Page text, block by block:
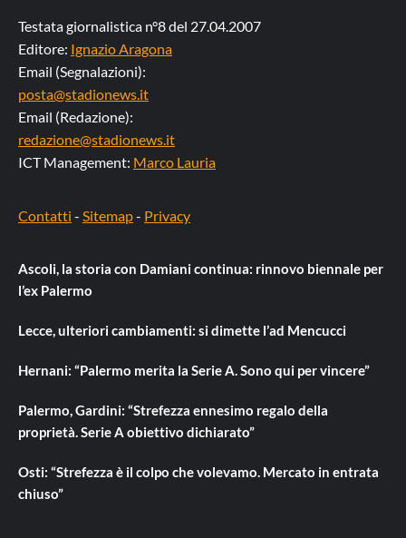
Testata giornalistica n°8 del 27.04.2007
Editore: Ignazio Aragona
Email (Segnalazioni):
posta@stadionews.it
Email (Redazione):
redazione@stadionews.it
ICT Management: Marco Lauria
Contatti - Sitemap- Privacy
Ascoli, la storia con Damiani continua: rinnovo biennale per
l’ex Palermo
Lecce, ulteriori cambiamenti: si dimette l’ad Mencucci
Hernani: “Palermo merita la Serie A. Sono qui per vincere”
Palermo, Gardini: “Strefezza ennesimo regalo della
proprietà. Serie A obiettivo dichiarato”
Osti: “Strefezza è il colpo che volevamo. Mercato in entrata
chiuso”